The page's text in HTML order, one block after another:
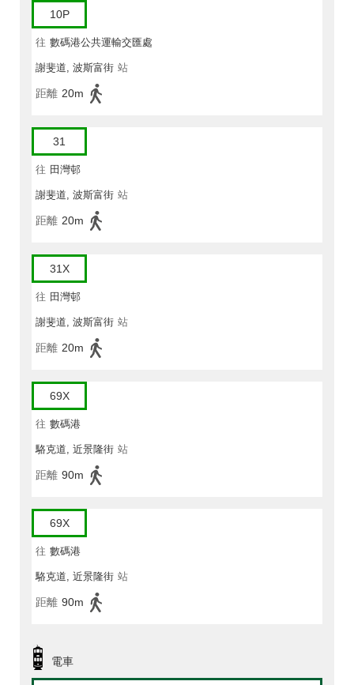
10P
往 數碼港公共運輸交匯處
謝斐道, 波斯富街 站
距離 20m
31
往 田灣邨
謝斐道, 波斯富街 站
距離 20m
31X
往 田灣邨
謝斐道, 波斯富街 站
距離 20m
69X
往 數碼港
駱克道, 近景隆街 站
距離 90m
69X
往 數碼港
駱克道, 近景隆街 站
距離 90m
電車